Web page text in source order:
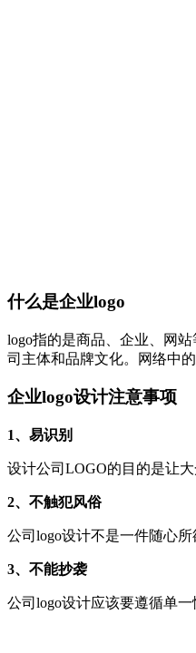
什么是企业logo
logo指的是商品、企业、网
司主体和品牌文化。网络中
企业logo设计注意事项
1、易识别
设计公司LOGO的目的是让
2、不触犯风俗
公司logo设计不是一件随心
3、不能抄袭
公司logo设计应该要遵循单